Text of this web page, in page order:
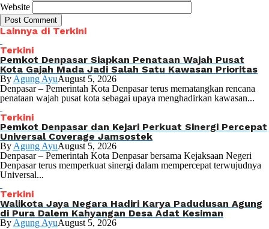
Website
Lainnya di Terkini
Terkini
Pemkot Denpasar Siapkan Penataan Wajah Pusat
Kota Gajah Mada Jadi Salah Satu Kawasan Prioritas
By Agung AyuAugust 5, 2026
Denpasar – Pemerintah Kota Denpasar terus mematangkan rencana
penataan wajah pusat kota sebagai upaya menghadirkan kawasan...
Terkini
Pemkot Denpasar dan Kejari Perkuat Sinergi Percepat
Universal Coverage Jamsostek
By Agung AyuAugust 5, 2026
Denpasar – Pemerintah Kota Denpasar bersama Kejaksaan Negeri
Denpasar terus memperkuat sinergi dalam mempercepat terwujudnya
Universal...
Terkini
Walikota Jaya Negara Hadiri Karya Padudusan Agung
di Pura Dalem Kahyangan Desa Adat Kesiman
By Agung AyuAugust 5, 2026